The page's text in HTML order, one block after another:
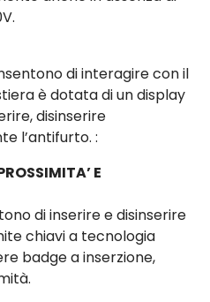
di interagire con il
è dotata di un display
disinserire
l’antifurto. :
E
di inserire e disinserire
chiavi a tecnologia
badge a inserzione,